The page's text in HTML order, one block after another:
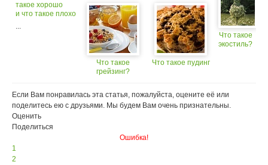
такое хорошо
и что такое плохо
...
Что такое
грейзинг?
Что такое пудинг
Что такое
экостиль?
Если Вам понравилась эта статья, пожалуйста, оцените её или
поделитесь ею с друзьями. Мы будем Вам очень признательны.
Оценить
Поделиться
Ошибка!
1
2